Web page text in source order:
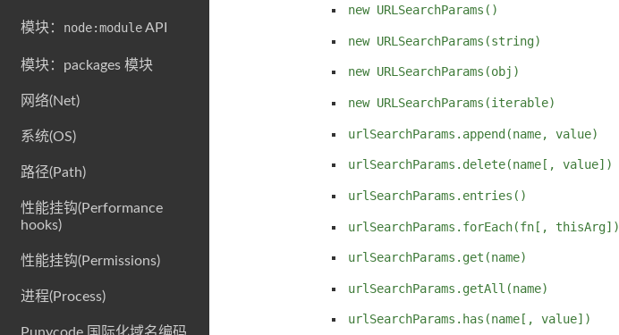
模块： node:moduleAPI
模块：packages 模块
网络(Net)
系统(OS)
路径(Path)
性能挂钩(Performance
hooks)
性能挂钩(Permissions)
进程(Process)
new URLSearchParams()
new URLSearchParams(string)
new URLSearchParams(obj)
new URLSearchParams(iterable)
urlSearchParams.append(name, value)
urlSearchParams.delete(name[, value])
urlSearchParams.entries()
urlSearchParams.forEach(fn[, thisArg])
urlSearchParams.get(name)
urlSearchParams.getAll(name)
urlSearchParams.has(name[, value])